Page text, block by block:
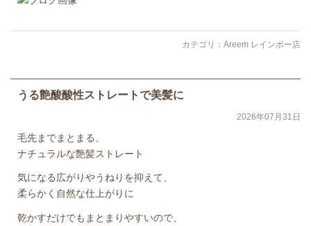
カテゴリ： Areem レインボー店
うる艶酸酸性ストレートで美髪に
2026年07月31日
毛先までまとまる、
ナチュラルな艶髪ストレート
気になる広がりやうねりを抑えて、
柔らかく自然な仕上がりに
乾かすだけでもまとまりやすいので、